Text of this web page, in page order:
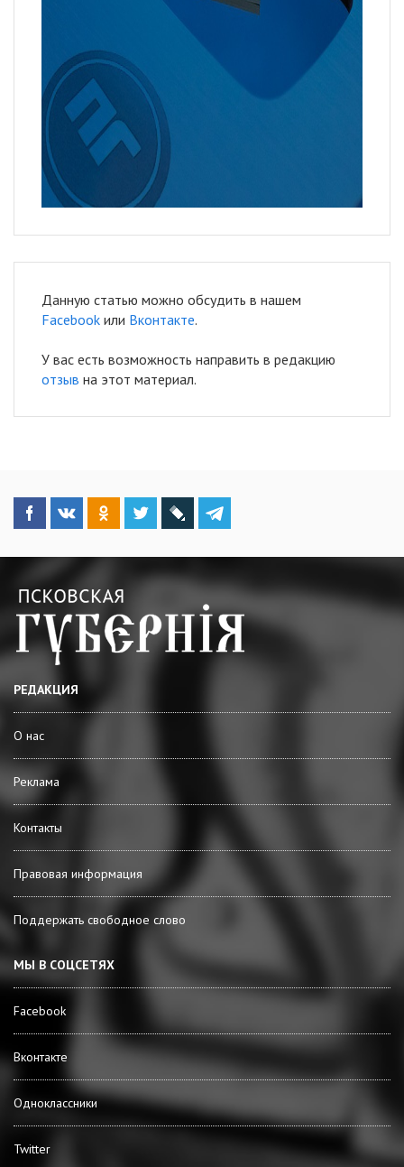
Данную статью можно обсудить в нашем
Facebook или Вконтакте.
У вас есть возможность направить в редакцию
отзыв на этот материал.
РЕДАКЦИЯ
О нас
Реклама
Контакты
Правовая информация
Поддержать свободное слово
МЫ В СОЦСЕТЯХ
Facebook
Вконтакте
Одноклассники
Twitter